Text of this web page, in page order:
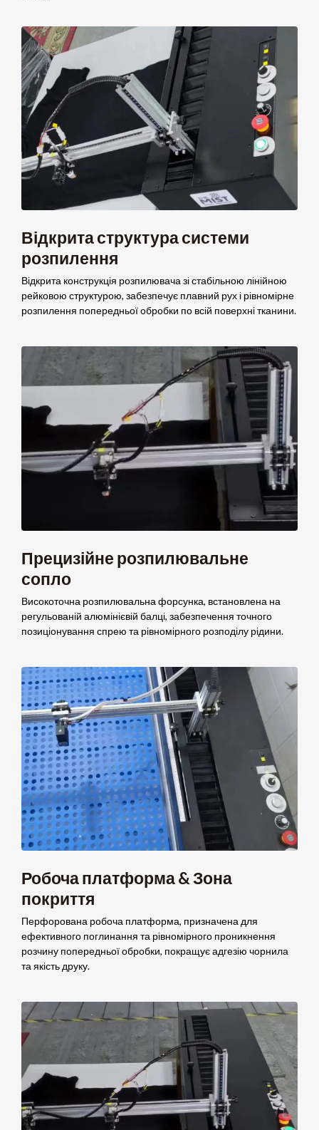
Відкрита структура системи
розпилення
Відкрита конструкція розпилювача зі стабільною лінійною
рейковою структурою, забезпечує плавний рух і рівномірне
розпилення попередньої обробки по всій поверхні тканини.
Прецизійне розпилювальне
сопло
Високоточна розпилювальна форсунка, встановлена ​​на
регульованій алюмінієвій балці, забезпечення точного
позиціонування спрею та рівномірного розподілу рідини.
Робоча платформа & Зона
покриття
Перфорована робоча платформа, призначена для
ефективного поглинання та рівномірного проникнення
розчину попередньої обробки, покращує адгезію чорнила
та якість друку.